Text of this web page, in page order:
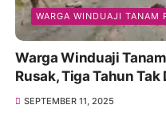
WARGA WINDUAJI TANAM
Warga Winduaji
Rusak, Tiga Tahun Tak
SEPTEMBER 11, 2025